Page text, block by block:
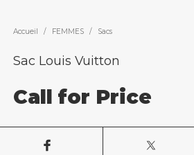
Accueil / FEMMES / Sacs
Sac Louis Vuitton
Call for Price